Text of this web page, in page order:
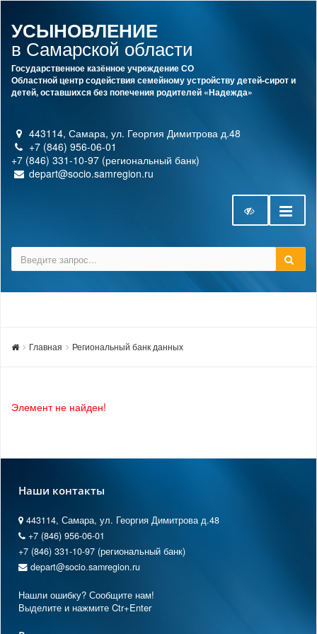
УСЫНОВЛЕНИЕ
в Самарской области
Государственное казённое учреждение СО
Областной центр содействия семейному устройству детей-сирот и
детей, оставшихся без попечения родителей «Надежда»
443114, Самара, ул. Георгия Димитрова д.48
+7 (846) 956-06-01
+7 (846) 331-10-97 (региональный банк)
depart@socio.samregion.ru
Главная Региональный банк данных
Элемент не найден!
Наши контакты
443114, Самара, ул. Георгия Димитрова д.48
+7 (846) 956-06-01
+7 (846) 331-10-97 (региональный банк)
depart@socio.samregion.ru
Нашли ошибку? Сообщите нам!
Выделите и нажмите Ctr+Enter